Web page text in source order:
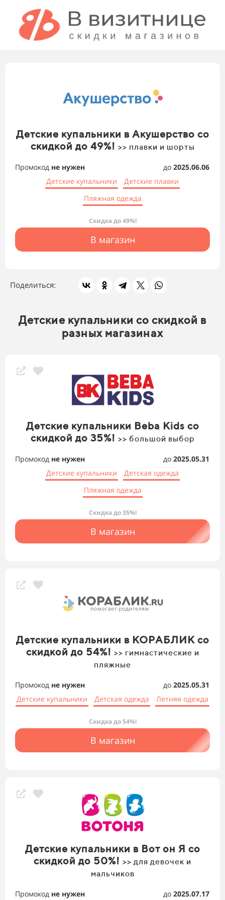
Детские купальники в Акушерство со
скидкой до 49%! >> плавки и шорты
Промокод не нужен до 2025.06.06
Детские купальники
Детские плавки
Пляжная одежда
Скидка до 49%!
В магазин
Поделиться:
Детские купальники со скидкой в
разных магазинах
Детские купальники Beba Kids со
скидкой до 35%! >> большой выбор
Промокод не нужен до 2025.05.31
Детские купальники
Детская одежда
Пляжная одежда
Скидка до 35%!
В магазин
Детские купальники в КОРАБЛИК со
скидкой до 54%! >> гимнастические и
пляжные
Промокод не нужен до 2025.05.31
Детские купальники
Детская одежда Летняя одежда
Скидка до 54%!
В магазин
Детские купальники в Вот он Я со
скидкой до 50%! >> для девочек и
мальчиков
Промокод не нужен до 2025.07.17